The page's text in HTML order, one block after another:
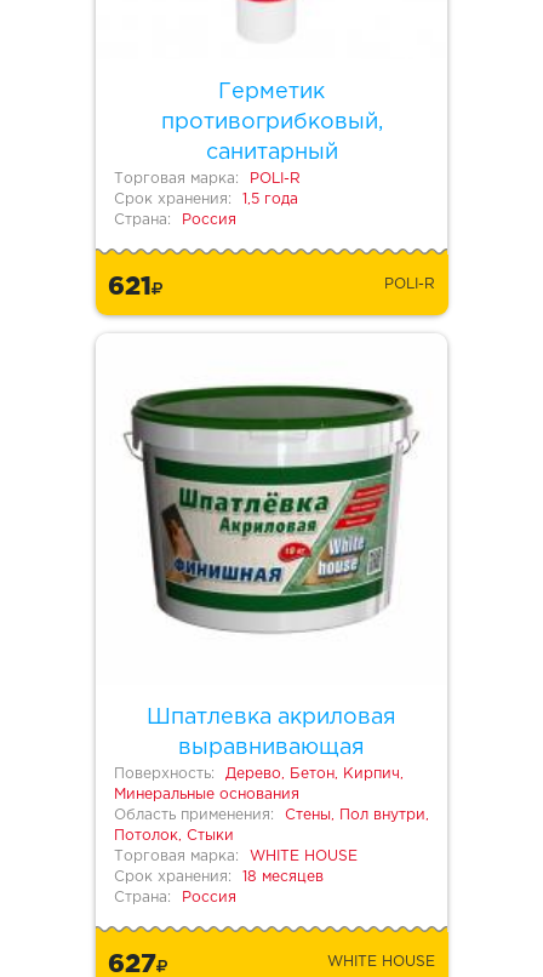
Герметик
противогрибковый,
санитарный
Торговая марка:
POLI-R
Срок хранения:
1,5 года
Страна:
Россия
621 POLI-R
Шпатлевка акриловая
выравнивающая
Поверхность:
Дерево, Бетон, Кирпич,
Минеральные основания
Область применения:
Стены, Пол внутри,
Потолок, Стыки
Торговая марка:
WHITE HOUSE
Срок хранения:
18 месяцев
Страна:
Россия
627 WHITE HOUSE